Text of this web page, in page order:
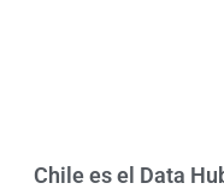
Chile es el Data